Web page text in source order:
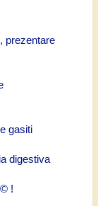
prezentare
gasiti
digestiva
!